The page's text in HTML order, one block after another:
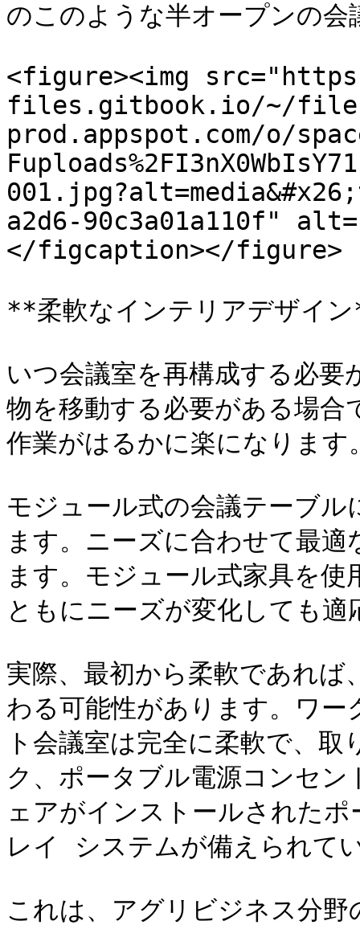
のこのような半オープンの
<figure><img
files.gitbook.io/~/
prod.appspot.com/o/
a2d6-90c3a01a110f"
</figcaption></figure>
**柔軟なインテリアデザイ
いつ会議室を再構成する必
物を移動する必要がある場
作業がはるかに楽になります
モジュール式の会議テーブ
ます。ニーズに合わせて最
ます。モジュール式家具を
ともにニーズが変化しても
実際、最初から柔軟であれ
わる可能性があります。ワ
ト会議室は完全に柔軟で、
ク、ポータブル電源コンセ
ェアがインストールされた
レイ システムが備えられて
これは、アグリビジネス分